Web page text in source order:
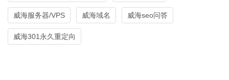
威海服务器/VPS 威海域名 威海seo问答
威海301永久重定向